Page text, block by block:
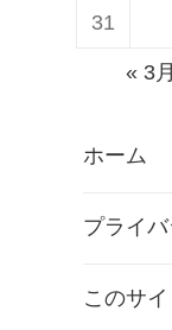
31
« 3月
ホーム
プライ
このサ